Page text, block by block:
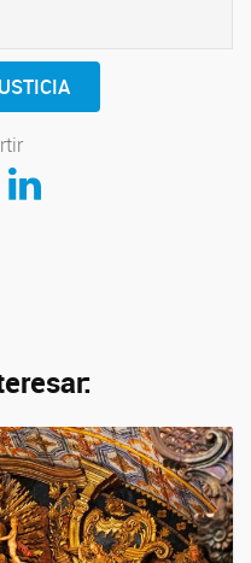
en Twitter
Compartir en LinkedIn